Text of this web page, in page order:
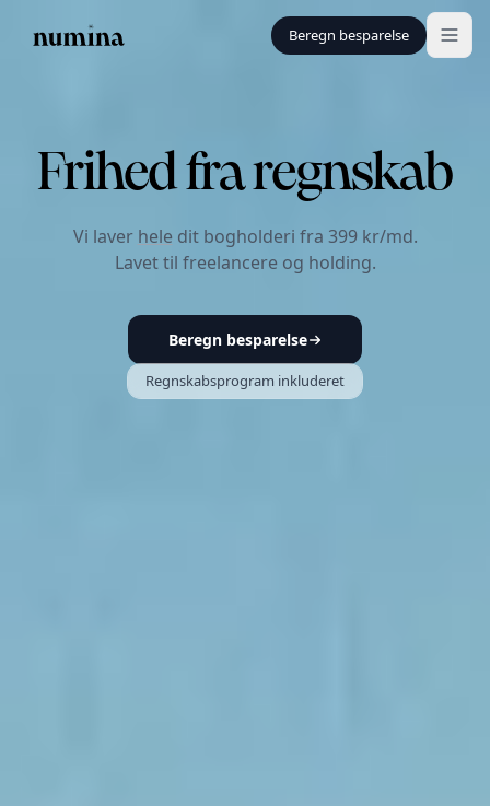
Beregn besparelse
Frihed fra regnskab
Vi laver hele dit bogholderi fra 399 kr/md.
Lavet til freelancere og holding.
Beregn besparelse
Regnskabsprogram inkluderet